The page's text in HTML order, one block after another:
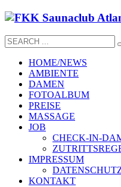
HOME/NEWS
AMBIENTE
DAMEN
FOTOALBUM
PREISE
MASSAGE
JOB
CHECK-IN-
IMPRESSUM
KONTAKT